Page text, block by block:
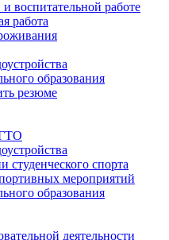
воспитательной работе
работа
образования
резюме
студенческого спорта
мероприятий
образования
деятельности